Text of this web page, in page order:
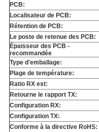
PCB:
Localisateur de PCB:
Rétention de PCB:
Le poste de retenue des PCB:
Épaisseur des PCB -
recommandée
Type d'emballage:
Plage de température:
Ratio RX est:
Retourne le rapport TX:
Configuration RX:
Configuration TX:
Conforme à la directive RoHS: